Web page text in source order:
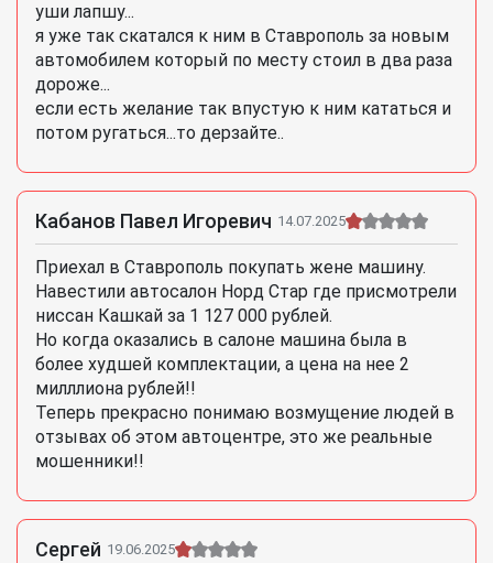
уши лапшу...
я уже так скатался к ним в Ставрополь за новым
автомобилем который по месту стоил в два раза
дороже...
если есть желание так впустую к ним кататься и
потом ругаться...то дерзайте..
Кабанов Павел Игоревич 14.07.2025
Приехал в Ставрополь покупать жене машину.
Навестили автосалон Норд Стар где присмотрели
ниссан Кашкай за 1 127 000 рублей.
Но когда оказались в салоне машина была в
более худшей комплектации, а цена на нее 2
милллиона рублей!!
Теперь прекрасно понимаю возмущение людей в
отзывах об этом автоцентре, это же реальные
мошенники!!
Сергей 19.06.2025